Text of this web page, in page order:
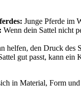
Junge Pferde im
Wenn dein Sattel nicht
helfen, den Druck des
gut passt, kann
in Material, Form